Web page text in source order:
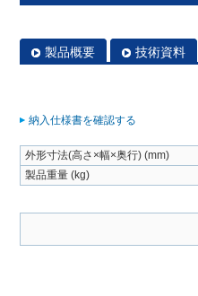
製品概要 技術資料
納入仕様書を確認する
外形寸法(高さ×幅×奥行) (mm)
製品重量 (kg)